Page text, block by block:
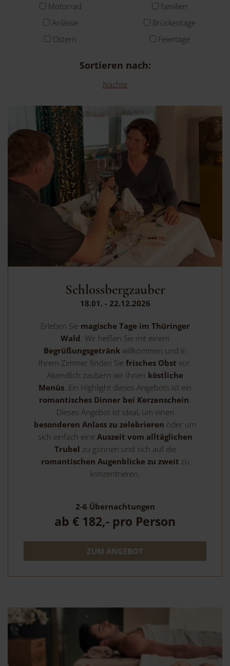
Motorrad
familien
Anlässe
Brückentage
Ostern
Feiertage
Sortieren nach:
Nächte
Schlossbergzauber
18.01. - 22.12.2026
Erleben Sie magische Tage im Thüringer
Wald . Wir heißen Sie mit einem
Begrüßungsgetränkwillkommen und in
Ihrem Zimmer finden Sie frisches Obst vor.
Abendlich zaubern wir Ihnen köstliche
Menüs . Ein Highlight dieses Angebots ist ein
romantisches Dinner bei Kerzenschein
Dieses Angebot ist ideal, um einen
besonderen Anlass zu zelebrieren oder um
sich einfach eine Auszeit vom alltäglichen
Trubel zu gönnen und sich auf die
romantischen Augenblicke zu zweit zu
konzentrieren.
2-6 Übernachtungen
ab € 182,- pro Person
ZUM ANGEBOT